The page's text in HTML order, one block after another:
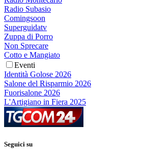
Radio Subasio
Comingsoon
Superguidatv
Zuppa di Porro
Non Sprecare
Cotto e Mangiato
Eventi
Identità Golose 2026
Salone del Risparmio 2026
Fuorisalone 2026
L'Artigiano in Fiera 2025
Seguici su